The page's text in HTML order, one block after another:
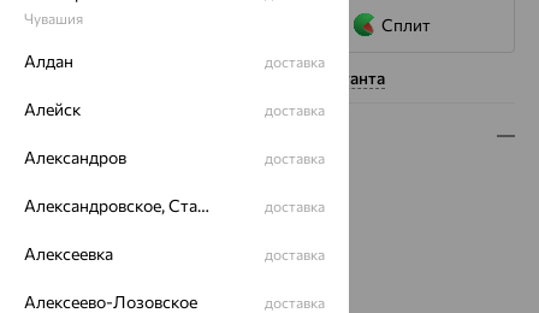
Сплит
Нужна помощь консультанта
Металл:Золото
Проба:585
Страна происхождения:
Чувашия
Алдан доставка
Алейск доставка
Александров доставка
Александровское, Ставропольский край доставка
Алексеевка доставка
Алексеево-Лозовское доставка